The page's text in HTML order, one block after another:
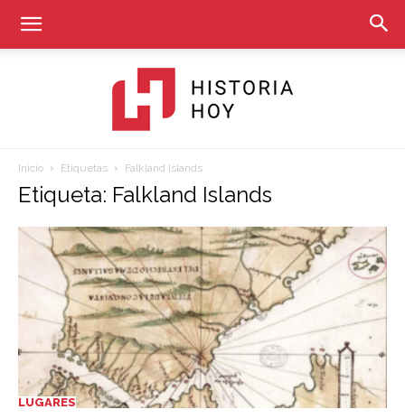
Historia
Hoy
Inicio Etiquetas Falkland Islands
Etiqueta: Falkland Islands
LUGARES